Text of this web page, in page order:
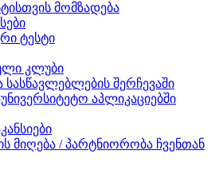
მომზადება
ტესტი
კლუბი
შერჩევაში
აპლიკაციებში
მიღება / პარტნიორობა ჩვენთან